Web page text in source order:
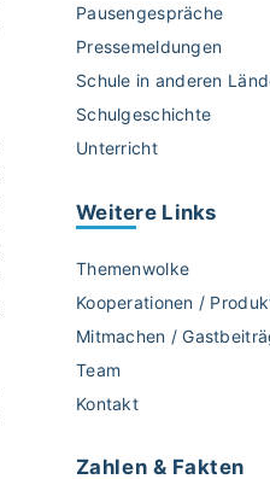
Pausengespräche
Pressemeldungen
Schule in anderen
Schulgeschichte
Unterricht
Weitere Links
Themenwolke
Kooperationen /
Mitmachen /
Team
Kontakt
Zahlen & Fakten